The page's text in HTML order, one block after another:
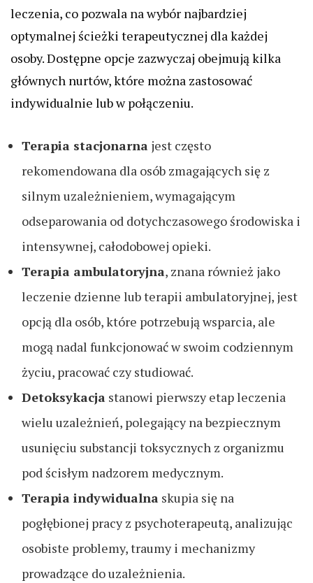
leczenia, co pozwala na wybór najbardziej
optymalnej ścieżki terapeutycznej dla każdej
osoby. Dostępne opcje zazwyczaj obejmują kilka
głównych nurtów, które można zastosować
indywidualnie lub w połączeniu.
Terapia stacjonarna jest często
rekomendowana dla osób zmagających się z
silnym uzależnieniem, wymagającym
odseparowania od dotychczasowego środowiska i
intensywnej, całodobowej opieki.
Terapia ambulatoryjna, znana również jako
leczenie dzienne lub terapii ambulatoryjnej, jest
opcją dla osób, które potrzebują wsparcia, ale
mogą nadal funkcjonować w swoim codziennym
życiu, pracować czy studiować.
Detoksykacja stanowi pierwszy etap leczenia
wielu uzależnień, polegający na bezpiecznym
usunięciu substancji toksycznych z organizmu
pod ścisłym nadzorem medycznym.
Terapia indywidualna skupia się na
pogłębionej pracy z psychoterapeutą, analizując
osobiste problemy, traumy i mechanizmy
prowadzące do uzależnienia.